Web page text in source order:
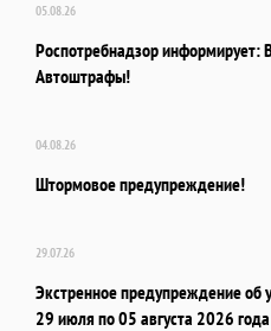
05.08.26
Роспотребнадзор
Автоштрафы!
04.08.26
Штормовое предупреждение!
29.07.26
Экстренное предупреждение об
29 июля по 05 августа 2026 года